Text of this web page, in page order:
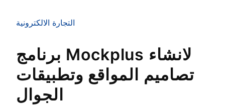
التجارة الالكترونية
برنامج Mockplus لانشاء
تصاميم المواقع وتطبيقات
الجوال